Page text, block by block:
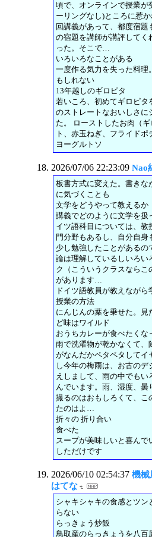
頃で、オンラインで授業が
ーリングなし)ところに惹
回講義があって、都度宿題
の宿題を講師が講評してく
った。そこで…
いろいろなことがある
一度作る気力を失った料理
もしれない
13年越しのギロピタ
若いころ、初めてギロピタ
のストレートなおいしさに
た。 ローストしたお肉（
ト、赤玉ねぎ、フライドポ
ヨーグルトソ
2026/07/06 22:23:09 Nao
板書方式に変えた。書きな
に気づくことも
文学をどうやって教えるか
講義でどのように文学を扱
イツ語科目については、教
門分野もあるし、自分自身
少し勉強したことがあるの
論は理解しているしいろい
ク（こういうクラスならこ
があります…
ドイツ語教員が教えながら
授業の方法
にんじんの葉を乗せた。見
ど味はワイルド
おうちカレーが食べたくな
雨で洗濯物が乾かなくて、
がなんだかペタペタしてイ
し今年の梅雨は、お古のデ
えしまして、雨の中でもい
んでいます。雨、湿度、曇
撮るのはおもしろくて、こ
たのはよ…
折々の 折り合い
食べた
スープが美味しいと喜んで
しただけです
2026/06/10 02:54:37 機械
はてな
シャキシャキの食感とツン
らない
らっきょう炒飯
鳥取産のらっきょうを八百